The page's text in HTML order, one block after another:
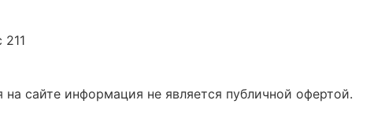
сайте информация не является публичной офертой.